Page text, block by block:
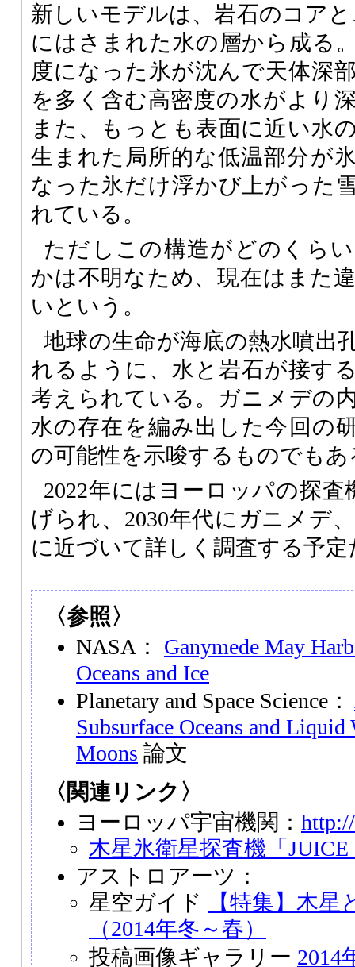
新しいモデルは、岩石のコア
にはさまれた水の層から成る
度になった氷が沈んで天体深
を多く含む高密度の水がより
また、もっとも表面に近い水
生まれた局所的な低温部分が
なった氷だけ浮かび上がった
れている。
ただしこの構造がどのくら
かは不明なため、現在はまた
いという。
地球の生命が海底の熱水噴出
れるように、水と岩石が接す
考えられている。ガニメデの
水の存在を編み出した今回の
の可能性を示唆するものでもあ
2022年にはヨーロッパの探査
げられ、2030年代にガニメデ
に近づいて詳しく調査する予定
〈参照〉
NASA： Ganymede May
Oceans and Ice
Planetary and Space Science：
Subsurface Oceans and
Moons 論文
〈関連リンク〉
ヨーロッパ宇宙機関：
木星氷衛星探査機「JUICE
アストロアーツ：
星空ガイド
【特集】木
（2014年冬～春）
投稿画像ギャラリー 2014